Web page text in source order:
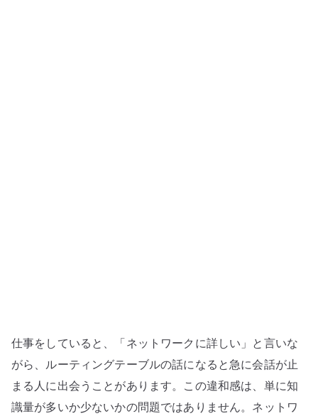
グ
テ
ー
ブ
仕事をしていると、「ネットワークに詳しい」と言いな
がら、ルーティングテーブルの話になると急に会話が止
まる人に出会うことがあります。この違和感は、単に知
識量が多いか少ないかの問題ではありません。ネットワ